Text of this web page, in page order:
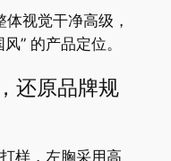
视觉干净高级，
” 的产品定位。
还原品牌规
样，左胸采用高